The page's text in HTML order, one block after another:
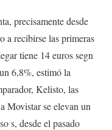
precisamente desde
a recibirse las primeras
tiene 14 euros segn
6,8%, estimó la
Kelisto, las
Movistar se elevan un
s, desde el pasado